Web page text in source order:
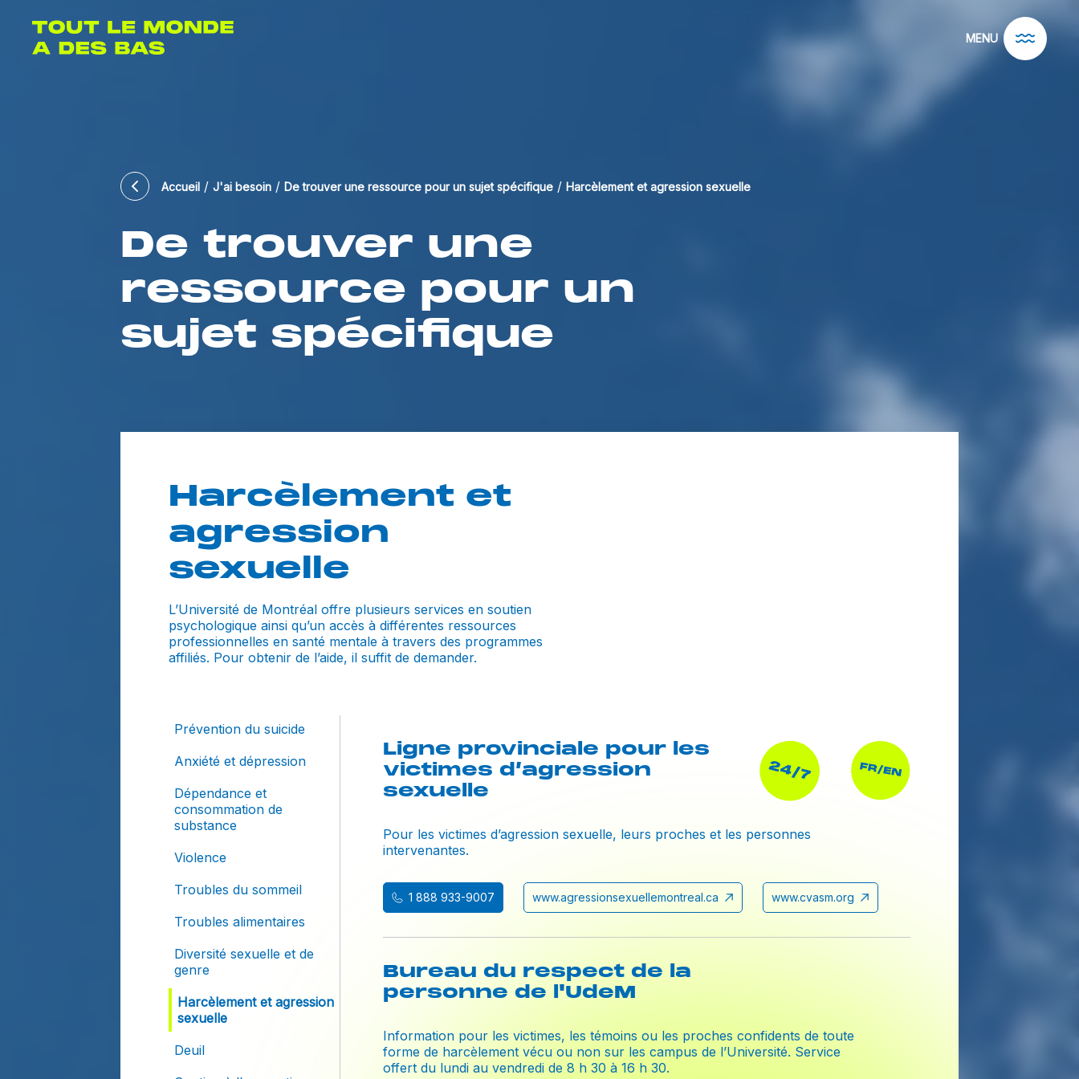
MENU
Accueil / J'ai besoin / De trouver une ressource pour un sujet spécifique / Harcèlement et agression sexuelle
De trouver une
ressource pour un
sujet spécifique
Harcèlement et
agression
sexuelle
L’Université de Montréal offre plusieurs services en soutien
psychologique ainsi qu’un accès à différentes ressources
professionnelles en santé mentale à travers des programmes
affiliés. Pour obtenir de l’aide, il suffit de demander.
Prévention du suicide
Anxiété et dépression
Dépendance et
consommation de
substance
Violence
Troubles du sommeil
Troubles alimentaires
Diversité sexuelle et de
genre
Harcèlement et agression
sexuelle
Deuil
Ligne provinciale pour les
victimes d’agression
sexuelle
Pour les victimes d’agression sexuelle, leurs proches et les personnes
intervenantes.
1 888 933-9007 www.agressionsexuellemontreal.ca www.cvasm.org
Bureau du respect de la
personne de l'UdeM
Information pour les victimes, les témoins ou les proches confidents de toute
forme de harcèlement vécu ou non sur les campus de l’Université. Service
offert du lundi au vendredi de 8 h 30 à 16 h 30.